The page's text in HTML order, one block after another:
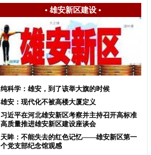
• 雄安新区建设•
纯科学：雄安，到了该举大旗的时候
雄安：现代化不被高楼大厦定义
习近平在河北雄安新区考察并主持召开高标准
高质量推进雄安新区建设座谈会
天眸：不能失去的红色记忆——雄安新区第一
个党支部纪念馆观感